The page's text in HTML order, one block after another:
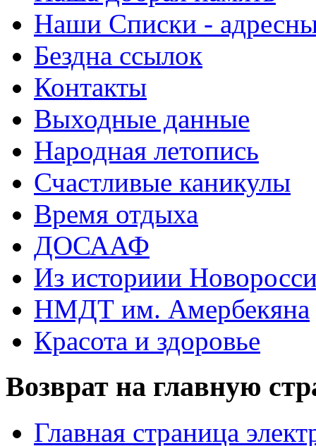
Наши Списки -
Бездна ссылок
Контакты
Выходные данные
Народная летопись
Счастливые каникулы
Время отдыха
ДОСААФ
Из историии
НМДТ им. Амербекяна
Красота и здоровье
Возврат на главную
Главная страница